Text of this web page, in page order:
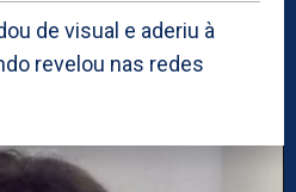
de visual e aderiu à
revelou nas redes